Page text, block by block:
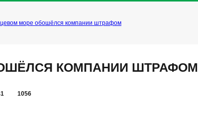
море обошёлся компании штрафом
КОМПАНИИ ШТРАФОМ
1056